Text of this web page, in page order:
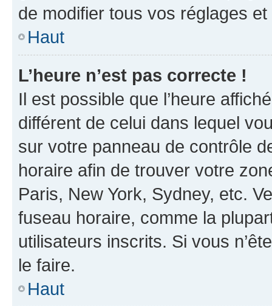
de modifier tous vos réglages
Haut
L’heure n’est pas correcte !
Il est possible que l’heure
différent de celui dans lequel
sur votre panneau de contrôle
horaire afin de trouver votre
Paris, New York, Sydney, etc.
fuseau horaire, comme la
utilisateurs inscrits. Si vous
le faire.
Haut